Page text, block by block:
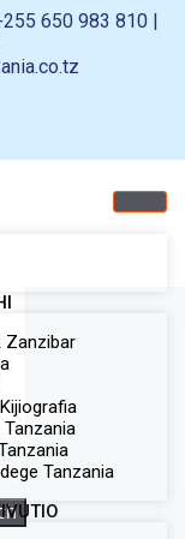
650 983 810 |
Zanzibar
Tanzania